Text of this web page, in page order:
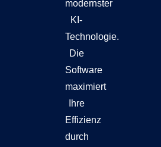
modernster
KI-
Technologie.
Die
Software
maximiert
Ihre
Effizienz
durch